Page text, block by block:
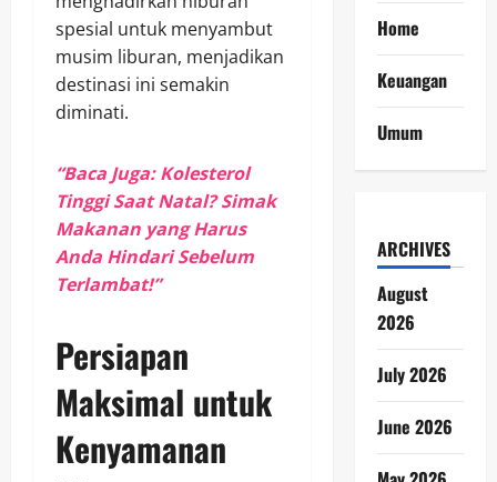
spesial untuk menyambut
musim liburan, menjadikan
destinasi ini semakin
diminati.
“Baca Juga: Kolesterol
Tinggi Saat Natal? Simak
Makanan yang Harus
Anda Hindari Sebelum
Terlambat!”
Persiapan
Maksimal untuk
Kenyamanan
Home
Keuangan
Umum
ARCHIVES
August
2026
July 2026
June 2026